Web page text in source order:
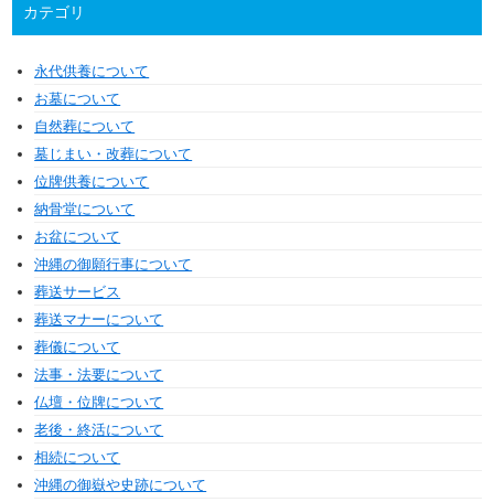
カテゴリ
永代供養について
お墓について
自然葬について
墓じまい・改葬について
位牌供養について
納骨堂について
お盆について
沖縄の御願行事について
葬送サービス
葬送マナーについて
葬儀について
法事・法要について
仏壇・位牌について
老後・終活について
相続について
沖縄の御嶽や史跡について